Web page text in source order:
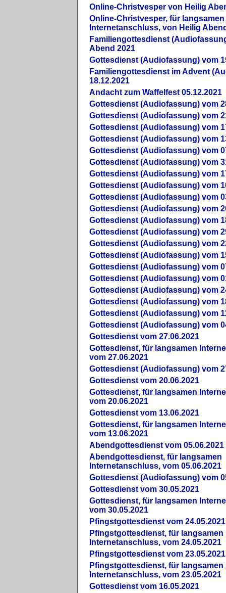
Online-Christvesper von Heilig
Online-Christvesper, für langsamen
Internetanschluss, von Heilig
Familiengottesdienst
Abend 2021
Gottesdienst (Audiofassung) vom
Familiengottesdienst im Advent
18.12.2021
Andacht zum Waffelfest 05.12.2021
Gottesdienst (Audiofassung) vom
Gottesdienst (Audiofassung) vom
Gottesdienst (Audiofassung) vom
Gottesdienst (Audiofassung) vom
Gottesdienst (Audiofassung) vom
Gottesdienst (Audiofassung) vom
Gottesdienst (Audiofassung) vom
Gottesdienst (Audiofassung) vom
Gottesdienst (Audiofassung) vom
Gottesdienst (Audiofassung) vom
Gottesdienst (Audiofassung) vom
Gottesdienst (Audiofassung) vom
Gottesdienst (Audiofassung) vom
Gottesdienst (Audiofassung) vom
Gottesdienst (Audiofassung) vom
Gottesdienst (Audiofassung) vom
Gottesdienst (Audiofassung) vom
Gottesdienst (Audiofassung) vom
Gottesdienst (Audiofassung) vom
Gottesdienst (Audiofassung) vom
Gottesdienst vom 27.06.2021
Gottesdienst, für langsamen
vom 27.06.2021
Gottesdienst (Audiofassung) vom
Gottesdienst vom 20.06.2021
Gottesdienst, für langsamen
vom 20.06.2021
Gottesdienst vom 13.06.2021
Gottesdienst, für langsamen
vom 13.06.2021
Abendgottesdienst vom 05.06.2021
Abendgottesdienst, für langsamen
Internetanschluss, vom 05.06.2021
Gottesdienst (Audiofassung) vom
Gottesdienst vom 30.05.2021
Gottesdienst, für langsamen
vom 30.05.2021
Pfingstgottesdienst vom 24.05.2021
Pfingstgottesdienst, für langsamen
Internetanschluss, vom 24.05.2021
Pfingstgottesdienst vom 23.05.2021
Pfingstgottesdienst, für langsamen
Internetanschluss, vom 23.05.2021
Gottesdienst vom 16.05.2021